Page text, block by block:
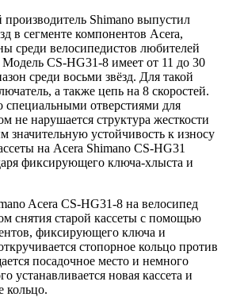
Shimano выпустил
в сегменте компонентов Acera,
среди велосипедистов любителей
Модель CS-HG31-8 имеет от 11 до 30
среди восьми звёзд. Для такой
а также цепь на 8 скоростей.
специальными отверстиями для
не нарушается структура жесткости
значительную устойчивость к износу
на Acera Shimano CS-HG31
фиксирующего ключа-хлыста и
Acera CS-HG31-8 на велосипед
снятия старой кассеты с помощью
фиксирующего ключа и
стопорное кольцо против
посадочное место и немного
устанавливается новая кассета и
кольцо.